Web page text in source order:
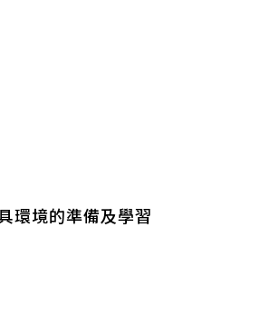
環境的準備及學習